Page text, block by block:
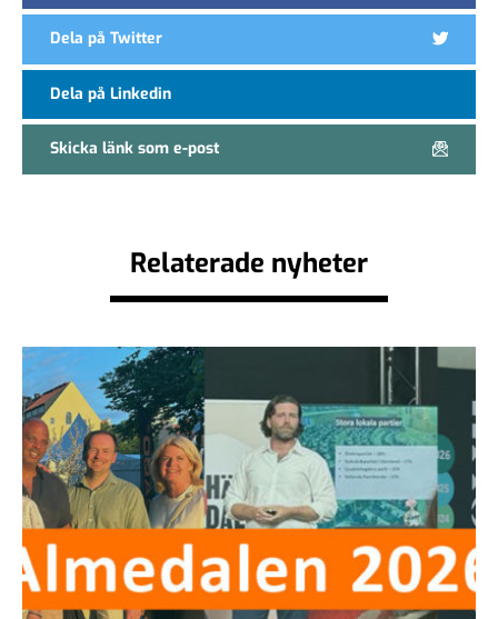
Dela på Twitter
Dela på Linkedin
Skicka länk som e-post
Relaterade nyheter